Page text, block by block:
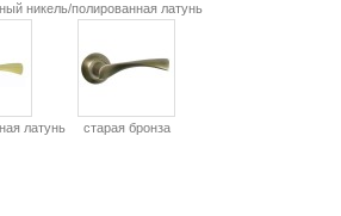
никель/полированная латунь
латунь старая бронза